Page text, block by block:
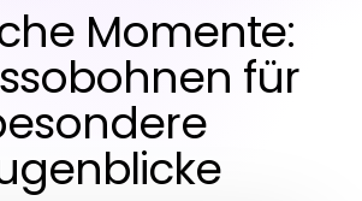
Momente:
für